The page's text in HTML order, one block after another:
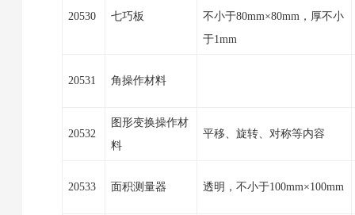
20530 七巧板
不小于80mm×80mm，厚不小
于1mm
20531 角操作材料
20532
图形变换操作材
料
平移、旋转、对称等内容
20533 面积测量器 透明，不小于100mm×100mm